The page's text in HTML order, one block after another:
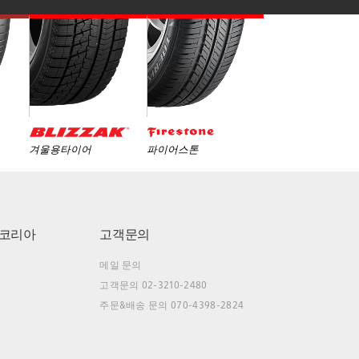
겨울용타이어 파이어스톤
리아 고객문의
메일 문의
고객문의 02-3210-2480
주문&배송 문의 070-4398-2824